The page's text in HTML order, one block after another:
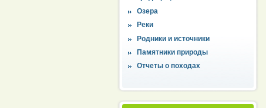
Озера
Реки
Родники и источники
Памятники природы
Отчеты о походах